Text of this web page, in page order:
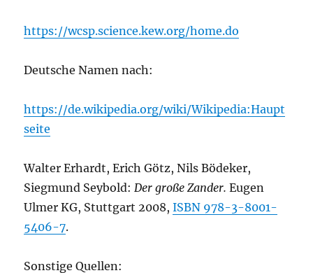
https://wcsp.science.kew.org/home.do
Deutsche Namen nach:
https://de.wikipedia.org/wiki/Wikipedia:Haupt
seite
Walter Erhardt, Erich Götz, Nils Bödeker,
Siegmund Seybold:Der große Zander. Eugen
Ulmer KG, Stuttgart 2008,ISBN 978-3-8001-
5406-7.
Sonstige Quellen: